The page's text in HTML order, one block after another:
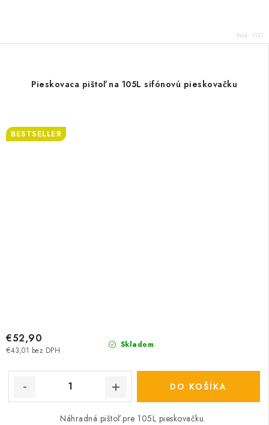
Kód: 1131
Pieskovaca pištoľ na 105L sifónovú pieskovačku
BESTSELLER
Skladom
€43,01 bez DPH
€52,90
DO KOŠÍKA
Náhradná pištoľ pre 105L pieskovačku.